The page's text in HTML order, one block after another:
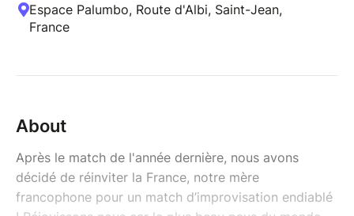
Espace Palumbo, Route d'Albi, Saint-Jean,
France
About
Après le match de l'année dernière, nous avons
décidé de réinviter la France, notre mère
francophone pour un match d’improvisation endiablé